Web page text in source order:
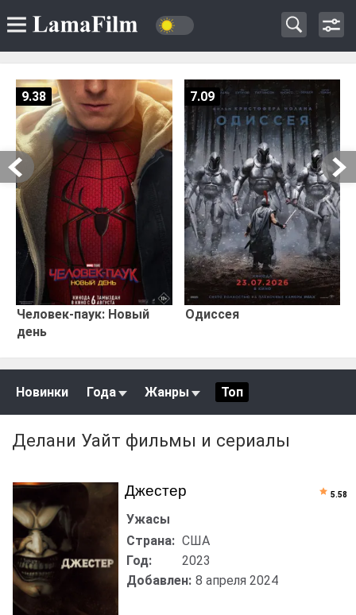
Человек-паук: Новый
день
9.38
Одиссея
7.09
Новинки Года Жанры Топ
Делани Уайт фильмы и сериалы
Джестер
Ужасы
Страна: США
Год:
2023
Добавлен: 8 апреля 2024
5.58